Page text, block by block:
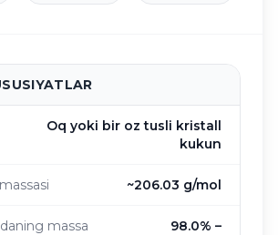
Oq yoki bir oz tusli kristall
kukun
~206.03 g/mol
massa
98.0% –